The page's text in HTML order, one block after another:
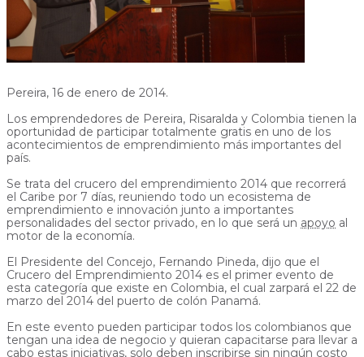
Pereira, 16 de enero de 2014.
Los emprendedores de Pereira, Risaralda y Colombia tienen la
oportunidad de participar totalmente gratis en uno de los
acontecimientos de emprendimiento más importantes del
país.
Se trata del crucero del emprendimiento 2014 que recorrerá
el Caribe por 7 días, reuniendo todo un ecosistema de
emprendimiento e innovación junto a importantes
personalidades del sector privado, en lo que será un apoyo al
motor de la economía.
El Presidente del Concejo, Fernando Pineda, dijo que el
Crucero del Emprendimiento 2014 es el primer evento de
esta categoría que existe en Colombia, el cual zarpará el 22 de
marzo del 2014 del puerto de colón Panamá.
En este evento pueden participar todos los colombianos que
tengan una idea de negocio y quieran capacitarse para llevar a
cabo estas iniciativas, solo deben inscribirse sin ningún costo